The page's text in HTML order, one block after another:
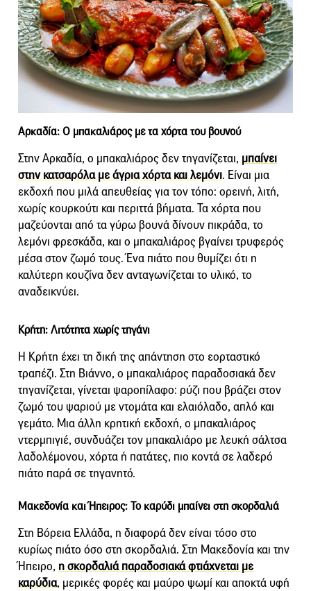
Αρκαδία: Ο μπακαλιάρος με τα χόρτα του βουνού
Στην Αρκαδία, ο μπακαλιάρος δεν τηγανίζεται, μπαίνει
στην κατσαρόλα με άγρια χόρτα και λεμόνι. Είναι μια
εκδοχή που μιλά απευθείας για τον τόπο: ορεινή, λιτή,
χωρίς κουρκούτι και περιττά βήματα. Τα χόρτα που
μαζεύονται από τα γύρω βουνά δίνουν πικράδα, το
λεμόνι φρεσκάδα, και ο μπακαλιάρος βγαίνει τρυφερός
μέσα στον ζωμό τους. Ένα πιάτο που θυμίζει ότι η
καλύτερη κουζίνα δεν ανταγωνίζεται το υλικό, το
αναδεικνύει.
Κρήτη: Λιτότητα χωρίς τηγάνι
Η Κρήτη έχει τη δική της απάντηση στο εορταστικό
τραπέζι. Στη Βιάννο, ο μπακαλιάρος παραδοσιακά δεν
τηγανίζεται, γίνεται ψαροπίλαφο: ρύζι που βράζει στον
ζωμό του ψαριού με ντομάτα και ελαιόλαδο, απλό και
γεμάτο. Μια άλλη κρητική εκδοχή, ο μπακαλιάρος
ντερμπιγιέ, συνδυάζει τον μπακαλιάρο με λευκή σάλτσα
λαδολέμονου, χόρτα ή πατάτες, πιο κοντά σε λαδερό
πιάτο παρά σε τηγανητό.
Μακεδονία και Ήπειρος: Το καρύδι μπαίνει στη σκορδαλιά
Στη Βόρεια Ελλάδα, η διαφορά δεν είναι τόσο στο
κυρίως πιάτο όσο στη σκορδαλιά. Στη Μακεδονία και την
Ήπειρο, η σκορδαλιά παραδοσιακά φτιάχνεται με
καρύδια, μερικές φορές και μαύρο ψωμί και αποκτά υφή